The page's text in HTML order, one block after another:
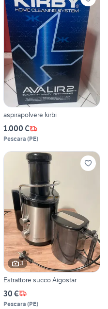
aspirapolvere kirbi
1.000 €
Pescara (PE)
3
Estrattore succo Aigostar
30 €
Pescara (PE)